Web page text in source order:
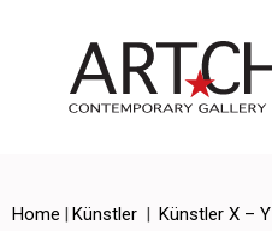
Home | Künstler | Künstler X – Y